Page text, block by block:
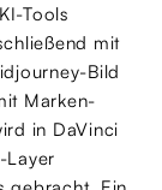
Tools
mit
Bild
Marken-
in DaVinci
Layer